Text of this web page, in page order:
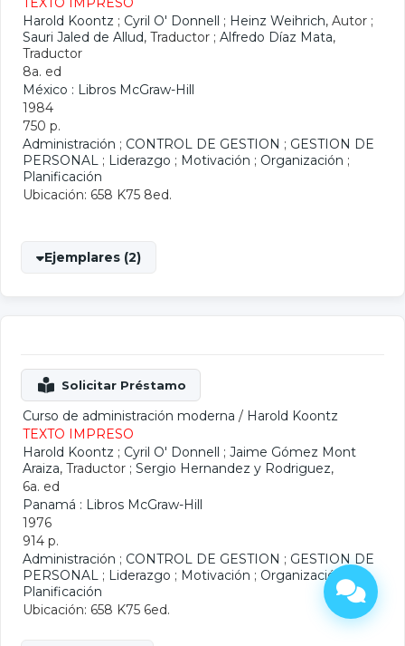
Harold Koontz ; Cyril O' Donnell ; Heinz Weihrich, Autor ;
Sauri Jaled de Allud, Traductor ; Alfredo Díaz Mata,
Traductor
8a. ed
México : Libros McGraw-Hill
1984
750 p.
Administración ; CONTROL DE GESTION ; GESTION DE
PERSONAL ; Liderazgo ; Motivación ; Organización ;
Planificación
Ubicación: 658 K75 8ed.
Ejemplares (2)
Curso de administración moderna / Harold Koontz
TEXTO IMPRESO
Harold Koontz ; Cyril O' Donnell ; Jaime Gómez Mont
Araiza, Traductor ; Sergio Hernandez y Rodriguez,
6a. ed
Panamá : Libros McGraw-Hill
1976
914 p.
Administración ; CONTROL DE GESTION ; GESTION DE
PERSONAL ; Liderazgo ; Motivación ; Organización;
Planificación
Ubicación: 658 K75 6ed.